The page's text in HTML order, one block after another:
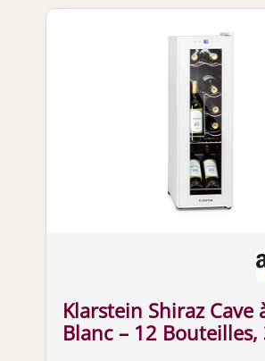
Klarstein Shiraz Cave
Blanc – 12 Bouteilles,